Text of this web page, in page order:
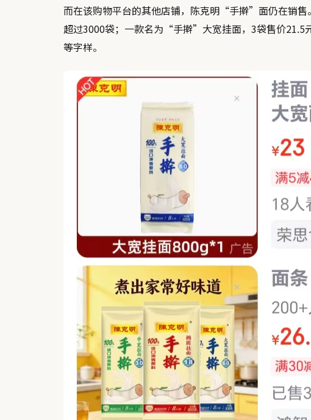
而在该购物平台的其他店铺，陈克明“手擀”面仍在销
超过3000袋；一款名为“手擀”大宽挂面，3袋售价21.5
等字样。